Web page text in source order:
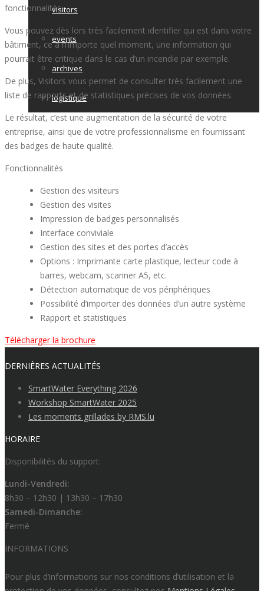
visitors
events
archives
logistique
fonctionnalités.
Vous pouvez dès lors très facilement identifier qui est dans votre
bâtiment, ce à n’importe quel moment, une information qui
pourrait être critique dans le cas d’un incendie par exemple.
De plus, Visitors vous permet de consulter très facilement une
liste de rapports et de statistiques précises de vos données.
Le résultat, c’est une augmentation de la sécurité de votre
entreprise, ainsi que de votre professionnalisme en fournissant
des badges de haute qualité.
Fonctionnalités
Gestion des visiteurs
Gestion des visites
Impression de badges personnalisés
Interface conviviale
Gestion des sites et des portes d’accès
Options : Imprimante carte plastique, lecteur code à
barres, webcam, scanner A5, etc.
Détection automatique de vos périphériques
Possibilité d’importer des données d’un autre système
Rapport et statistiques
Télécharger la brochure
DERNIÈRES ACTUALITÉS
SmartWater Everything 2026
Workshop SmartWater 2025
Les moments grillades by RMS.lu
HORAIRE
Disponibilités du support:
Lundi-Vendredi:
8h30 – 12h30 | 13h30 – 17h30
Samedi-Dimanche:
Fermé
INFORMATIONS
Pour plus d’informations sur nos conditions d’utilisation et la